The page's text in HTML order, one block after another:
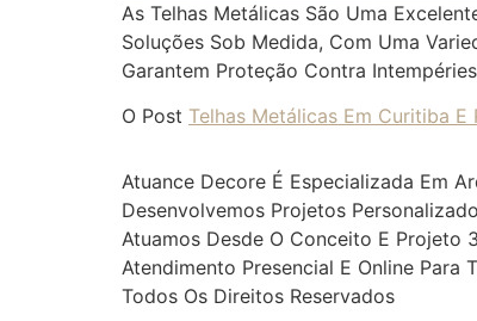
As Telhas Metálicas São Uma
Soluções Sob Medida, Com Uma
Garantem Proteção Contra
O Post Telhas Metálicas Em Curitiba
Atuance Decore É Especializada Em
Desenvolvemos Projetos
Atuamos Desde O Conceito E Projeto
Atendimento Presencial E Online Para
Todos Os Direitos Reservados